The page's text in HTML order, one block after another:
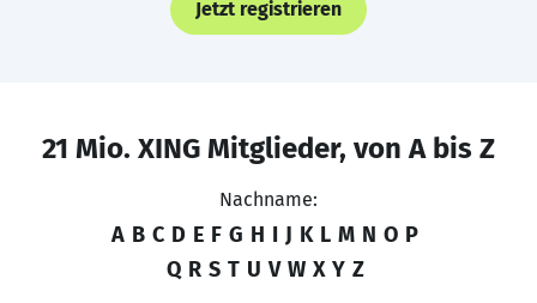
Jetzt registrieren
21 Mio. XING Mitglieder, von A bis Z
Nachname:
A B C D E F G H I J K L M N O P
Q R S T U V W X Y Z